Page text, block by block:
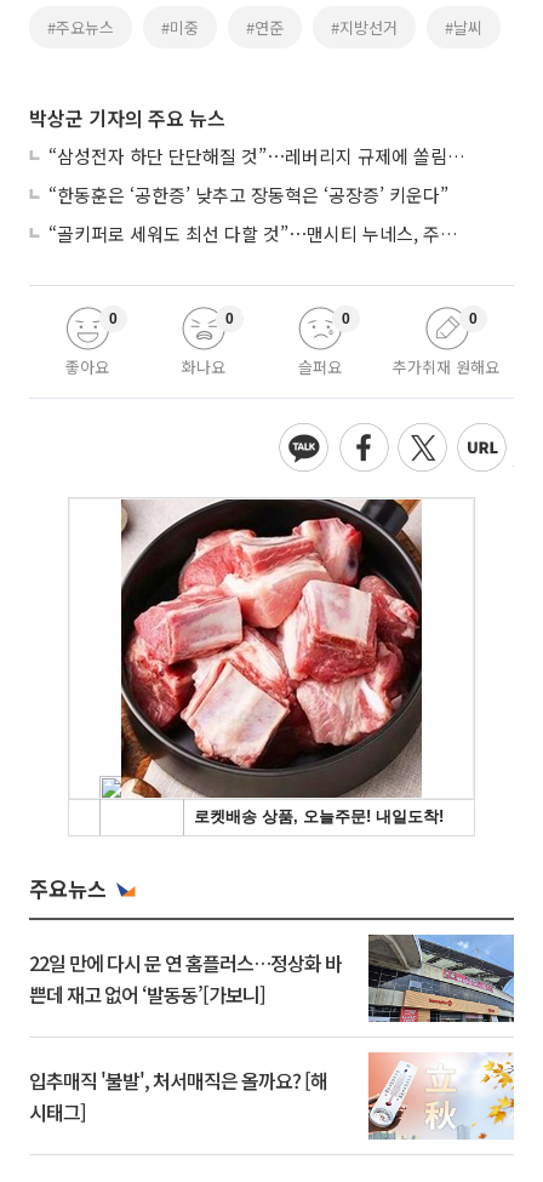
#주요뉴스 #미중 #연준 #지방선거 #날씨
박상군 기자의 주요 뉴스
“삼성전자 하단 단단해질 것”⋯레버리지 규제에 쏠림 완화
“한동훈은 ‘공한증’ 낮추고 장동혁은 ‘공장증’ 키운다”
“골키퍼로 세워도 최선 다할 것”⋯맨시티 누네스, 주전 경쟁 각오
좋아요
0
화나요
0
슬퍼요
0
추가취재 원해요
0
주요뉴스
22일 만에 다시 문 연 홈플러스…정상화 바
쁜데 재고 없어 ‘발동동’[가보니]
입추매직 '불발', 처서매직은 올까요? [해
시태그]